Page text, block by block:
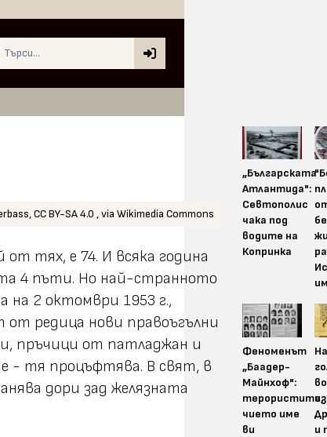
CC BY-SA 4.0 , via Wikimedia Commons
тях, е 74. И всяка година
4 пъти. Но най-странното
2 октомври 1953 г.,
от редица нови правоъгълни
пръчици от патладжан и
- тя процъфтява. В свят, в
дори зад желязната
„Българската
Атлантида":
Севтополис
чака под
водите на
Копринка
Феноменът
„Баадер-
Майнхоф":
терористите,
чието име
ви
и